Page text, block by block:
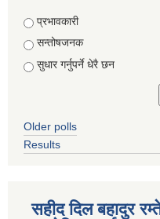
Choices
प्रभावकारी
सन्तोषजनक
सुधार गर्नुपर्ने धेरै छन
Older polls
Results
सहीद दिल बहादुर